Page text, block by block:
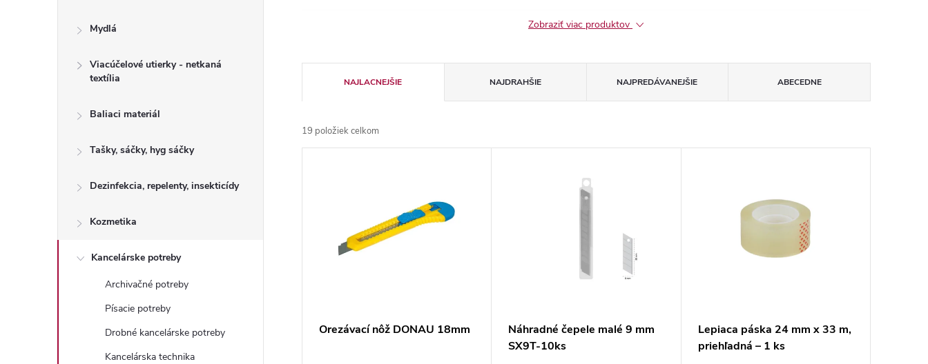
Mydlá
Viacúčelové utierky - netkaná
textília
Baliaci materiál
Tašky, sáčky, hyg sáčky
Dezinfekcia, repelenty, insekticídy
Kozmetika
Kancelárske potreby
Archivačné potreby
Písacie potreby
Drobné kancelárske potreby
Kancelárska technika
Zobraziť viac produktov
a
d
NAJLACNEJŠIE NAJDRAHŠIE NAJPREDÁVANEJŠIE ABECEDNE
19 položiek celkom
Orezávací nôž DONAU 18mm
Náhradné čepele malé 9 mm
SX9T-10ks
Lepiaca páska 24 mm x 33 m,
priehľadná – 1 ks